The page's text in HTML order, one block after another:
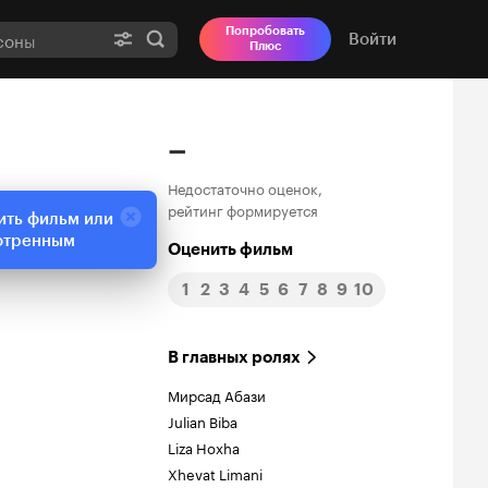
Попробовать
Плюс
Войти
–
Недостаточно оценок,
рейтинг формируется
Оценить фильм
1 2 3 4 5 6 7 8 9 10
В главных ролях
Мирсад Абази
Julian Biba
Liza Hoxha
Xhevat Limani
фильм или